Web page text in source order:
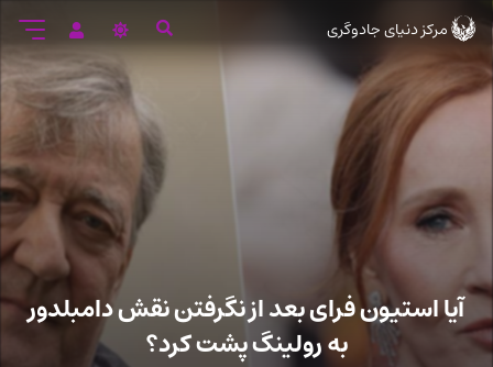
مرکز دنیای جادوگری
آیا استیون فرای بعد از نگرفتن نقش دامبلدور
به رولینگ پشت کرد؟